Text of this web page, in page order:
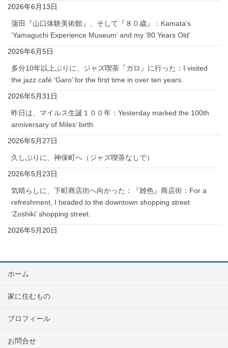
2026年6月13日
蒲田『山口体験美術館』、そして『８０歳』：Kamata’s
‘Yamaguchi Experience Museum’ and my ’80 Years Old’
2026年6月5日
多分10年以上ぶりに、ジャズ喫茶『ガロ』に行った：I visited
the jazz café ‘Garo’ for the first time in over ten years.
2026年5月31日
昨日は、マイルス生誕１００年：Yesterday marked the 100th
anniversary of Miles’ birth.
2026年5月27日
久しぶりに、神保町へ（ジャズ喫茶なしで）
2026年5月23日
気晴らしに、下町商店街へ向かった：『雑色』商店街：For a
refreshment, I headed to the downtown shopping street
‘Zoshiki’ shopping street.
2026年5月20日
ホーム
家に住むもの
プロフィール
お問合せ